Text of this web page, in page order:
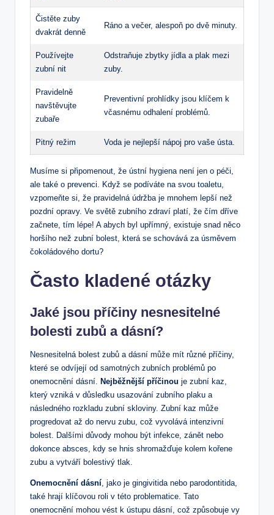
Čistěte zuby
dvakrát denně
Ráno a večer, alespoň po dvě minuty.
Používejte
zubní nit
Odstraňuje zbytky jídla a plak mezi
zuby.
Pravidelně
navštěvujte
zubaře
Preventivní prohlídky jsou klíčem k
včasnému odhalení problémů.
Pitný režim Voda je nejlepší nápoj pro vaše ústa.
Musíme si připomenout, že ústní hygiena není jen o péči,
ale také o prevenci. Když se podíváte na svou toaletu,
vzpomeňte si, že pravidelná údržba je mnohem lepší než
pozdní opravy. Ve světě zubního zdraví platí, že čím dříve
začnete, tím lépe! A abych byl upřímný, existuje snad něco
horšího než zubní bolest, která se schovává za úsměvem
čokoládového dortu?
Často kladené otázky
Jaké jsou příčiny nesnesitelné
bolesti zubů a dásní?
Nesnesitelná bolest zubů a dásní může mít různé příčiny,
které se odvíjejí od samotných zubních problémů po
onemocnění dásní.
Nejběžnější příčinou je zubní kaz,
který vzniká v důsledku usazování zubního plaku a
následného rozkladu zubní skloviny. Zubní kaz může
progredovat až do nervu zubu, což vyvolává intenzivní
bolest. Dalšími důvody mohou být infekce, zánět nebo
dokonce absces, kdy se hnis shromažďuje kolem kořene
zubu a vytváří bolestivý tlak.
Onemocnění dásní , jako je gingivitida nebo parodontitida,
také hrají klíčovou roli v této problematice. Tato
onemocnění mohou vést k ústupu dásní, což způsobuje vy